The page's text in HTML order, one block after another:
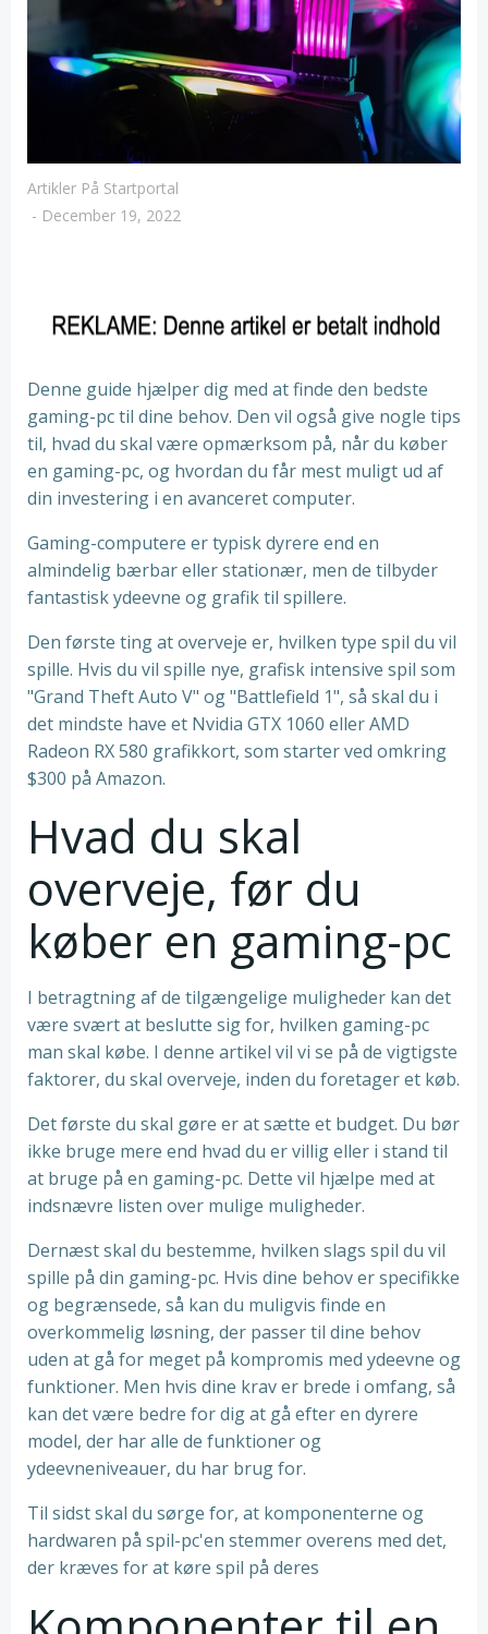
Artikler På Startportal
- December 19, 2022
Denne guide hjælper dig med at finde den bedste
gaming-pc til dine behov. Den vil også give nogle tips
til, hvad du skal være opmærksom på, når du køber
en gaming-pc, og hvordan du får mest muligt ud af
din investering i en avanceret computer.
Gaming-computere er typisk dyrere end en
almindelig bærbar eller stationær, men de tilbyder
fantastisk ydeevne og grafik til spillere.
Den første ting at overveje er, hvilken type spil du vil
spille. Hvis du vil spille nye, grafisk intensive spil som
"Grand Theft Auto V" og "Battlefield 1", så skal du i
det mindste have et Nvidia GTX 1060 eller AMD
Radeon RX 580 grafikkort, som starter ved omkring
$300 på Amazon.
Hvad du skal
overveje, før du
køber en gaming-pc
I betragtning af de tilgængelige muligheder kan det
være svært at beslutte sig for, hvilken gaming-pc
man skal købe. I denne artikel vil vi se på de vigtigste
faktorer, du skal overveje, inden du foretager et køb.
Det første du skal gøre er at sætte et budget. Du bør
ikke bruge mere end hvad du er villig eller i stand til
at bruge på en gaming-pc. Dette vil hjælpe med at
indsnævre listen over mulige muligheder.
Dernæst skal du bestemme, hvilken slags spil du vil
spille på din gaming-pc. Hvis dine behov er specifikke
og begrænsede, så kan du muligvis finde en
overkommelig løsning, der passer til dine behov
uden at gå for meget på kompromis med ydeevne og
funktioner. Men hvis dine krav er brede i omfang, så
kan det være bedre for dig at gå efter en dyrere
model, der har alle de funktioner og
ydeevneniveauer, du har brug for.
Til sidst skal du sørge for, at komponenterne og
hardwaren på spil-pc'en stemmer overens med det,
der kræves for at køre spil på deres